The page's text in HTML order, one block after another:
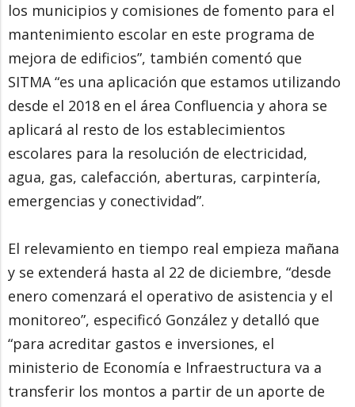
los municipios y comisiones de fomento para el
mantenimiento escolar en este programa de
mejora de edificios”, también comentó que
SITMA “es una aplicación que estamos utilizando
desde el 2018 en el área Confluencia y ahora se
aplicará al resto de los establecimientos
escolares para la resolución de electricidad,
agua, gas, calefacción, aberturas, carpintería,
emergencias y conectividad”.
El relevamiento en tiempo real empieza mañana
y se extenderá hasta al 22 de diciembre, “desde
enero comenzará el operativo de asistencia y el
monitoreo”, especificó González y detalló que
“para acreditar gastos e inversiones, el
ministerio de Economía e Infraestructura va a
transferir los montos a partir de un aporte de